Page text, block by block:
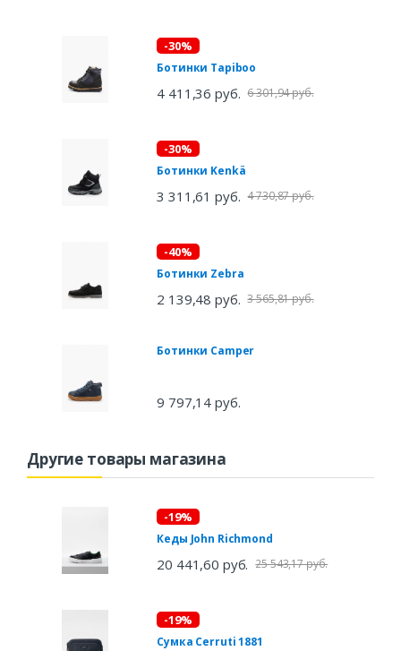
-30%
Ботинки Tapiboo
4 411,36 руб. 6 301,94 руб.
-30%
Ботинки Kenkä
3 311,61 руб. 4 730,87 руб.
-40%
Ботинки Zebra
2 139,48 руб. 3 565,81 руб.
Ботинки Camper
9 797,14 руб.
Другие товары магазина
-19%
Кеды John Richmond
20 441,60 руб. 25 543,17 руб.
-19%
Сумка Cerruti 1881